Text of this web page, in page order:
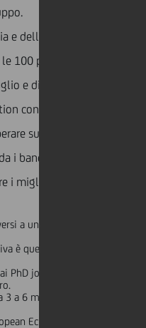
della finanza lanciando
posizioni per stage
e dicembre 2020.
conferma il suo forte
su una dimensione
i bandi destinati a favorire
migliori talenti
a un corso di dottorato di
è quello di sostenere l’attività
job market nell’anno
a 6 mesi, presso qualsiasi
Economics Job Market a